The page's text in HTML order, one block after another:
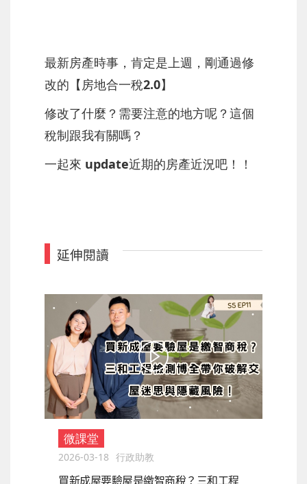
最新房產時事，肯定是上週，剛通過修
改的【房地合一稅2.0】
修改了什麼？需要注意的地方呢？這個
稅制跟我有關嗎？
一起來 update近期的房產近況吧！！
延伸閱讀
微課堂
2026-03-18 行政助教
買新成屋要驗屋是繳智商稅？三和工程